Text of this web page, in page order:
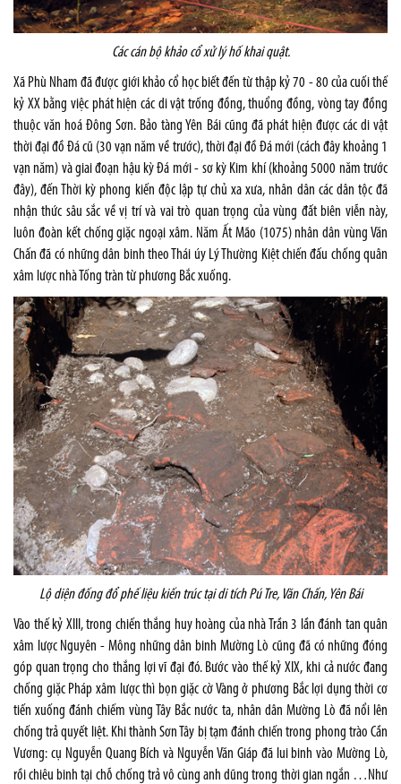
Các cán bộ khảo cổ xử lý hố khai quật.
Xã Phù Nham đã được giới khảo cổ học biết đến từ thập kỷ 70 - 80 của cuối thế
kỷ XX bằng việc phát hiện các di vật trống đồng, thuổng đồng, vòng tay đồng
thuộc văn hoá Đông Sơn. Bảo tàng Yên Bái cũng đã phát hiện được các di vật
thời đại đồ Đá cũ (30 vạn năm về trước), thời đại đồ Đá mới (cách đây khoảng 1
vạn năm) và giai đoạn hậu kỳ Đá mới - sơ kỳ Kim khí (khoảng 5000 năm trước
đây), đến Thời kỳ phong kiến độc lập tự chủ xa xưa, nhân dân các dân tộc đã
nhận thức sâu sắc về vị trí và vai trò quan trọng của vùng đất biên viễn này,
luôn đoàn kết chống giặc ngoại xâm. Năm Ất Mão (1075) nhân dân vùng Văn
Chấn đã có những dân binh theo Thái úy Lý Thường Kiệt chiến đấu chống quân
xâm lược nhà Tống tràn từ phương Bắc xuống.
Lộ diện đống đổ phế liệu kiến trúc tại di tích Pú Tre, Văn Chấn, Yên Bái
Vào thế kỷ XIII, trong chiến thắng huy hoàng của nhà Trần 3 lần đánh tan quân
xâm lược Nguyên - Mông những dân binh Mường Lò cũng đã có những đóng
góp quan trọng cho thắng lợi vĩ đại đó. Bước vào thế kỷ XIX, khi cả nước đang
chống giặc Pháp xâm lược thì bọn giặc cờ Vàng ở phương Bắc lợi dụng thời cơ
tiến xuống đánh chiếm vùng Tây Bắc nước ta, nhân dân Mường Lò đã nổi lên
chống trả quyết liệt. Khi thành Sơn Tây bị tạm đánh chiến trong phong trào Cần
Vương: cụ Nguyễn Quang Bích và Nguyễn Văn Giáp đã lui binh vào Mường Lò,
rồi chiêu binh tại chỗ chống trả vô cùng anh dũng trong thời gian ngắn …Như